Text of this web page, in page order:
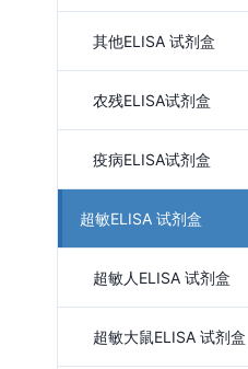
其他ELISA 试剂盒
农残ELISA试剂盒
疫病ELISA试剂盒
超敏ELISA 试剂盒
超敏人ELISA 试剂盒
超敏大鼠ELISA 试剂盒